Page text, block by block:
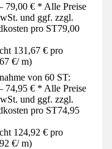
79,00 € * Alle Preise
und ggf. zzgl.
pro ST79,00
131,67 € pro
€/ m)
von 60 ST:
74,95 € * Alle Preise
und ggf. zzgl.
pro ST74,95
124,92 € pro
€/ m)